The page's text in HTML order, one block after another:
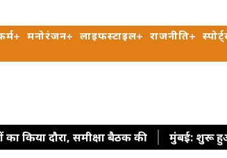
मनोरंजन लाइफस्टाइल राजनीति
का किया दौरा, समीक्षा बैठक की
मुंबई: शुरू हुआ